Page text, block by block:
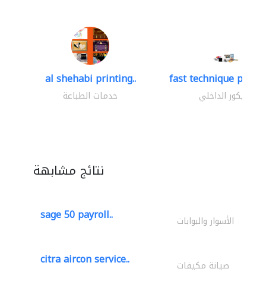
al shehabi printing..
خدمات الطباعة
fast technique pre-
الديكور الداخلي
نتائج مشابهة
sage 50 payroll.. الأسوار والبوابات
citra aircon service.. صيانة مكيفات